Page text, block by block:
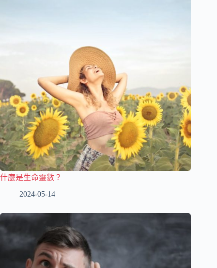
什麼是生命靈數？
2024-05-14